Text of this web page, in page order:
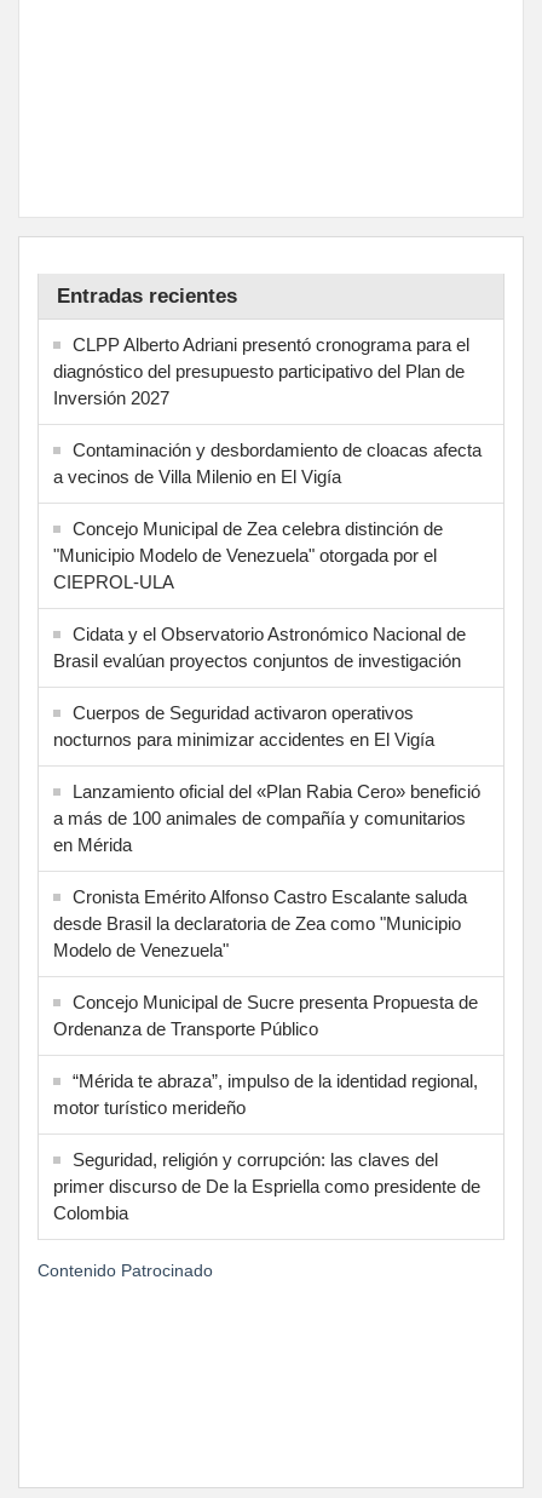
Entradas recientes
CLPP Alberto Adriani presentó cronograma para el
diagnóstico del presupuesto participativo del Plan de
Inversión 2027
Contaminación y desbordamiento de cloacas afecta
a vecinos de Villa Milenio en El Vigía
Concejo Municipal de Zea celebra distinción de
"Municipio Modelo de Venezuela" otorgada por el
CIEPROL-ULA
Cidata y el Observatorio Astronómico Nacional de
Brasil evalúan proyectos conjuntos de investigación
Cuerpos de Seguridad activaron operativos
nocturnos para minimizar accidentes en El Vigía
Lanzamiento oficial del «Plan Rabia Cero» benefició
a más de 100 animales de compañía y comunitarios
en Mérida
Cronista Emérito Alfonso Castro Escalante saluda
desde Brasil la declaratoria de Zea como "Municipio
Modelo de Venezuela"
Concejo Municipal de Sucre presenta Propuesta de
Ordenanza de Transporte Público
“Mérida te abraza”, impulso de la identidad regional,
motor turístico merideño
Seguridad, religión y corrupción: las claves del
primer discurso de De la Espriella como presidente de
Colombia
Contenido Patrocinado